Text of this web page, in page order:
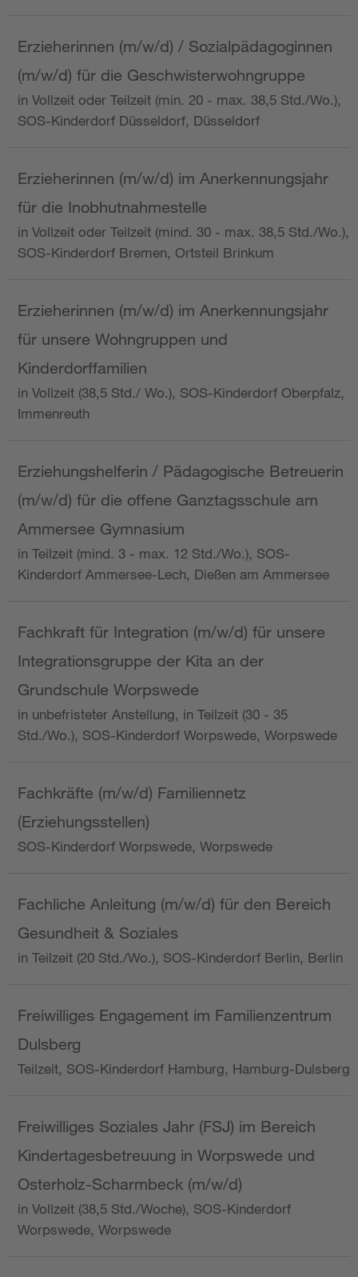
Erzieherinnen (m/w/d) / Sozialpädagoginnen
(m/w/d) für die Geschwisterwohngruppe
in Vollzeit oder Teilzeit (min. 20 - max. 38,5 Std./Wo.),
SOS-Kinderdorf Düsseldorf, Düsseldorf
Erzieherinnen (m/w/d) im Anerkennungsjahr
für die Inobhutnahmestelle
in Vollzeit oder Teilzeit (mind. 30 - max. 38,5 Std./Wo.),
SOS-Kinderdorf Bremen, Ortsteil Brinkum
Erzieherinnen (m/w/d) im Anerkennungsjahr
für unsere Wohngruppen und
Kinderdorffamilien
in Vollzeit (38,5 Std./ Wo.), SOS-Kinderdorf Oberpfalz,
Immenreuth
Erziehungshelferin / Pädagogische Betreuerin
(m/w/d) für die offene Ganztagsschule am
Ammersee Gymnasium
in Teilzeit (mind. 3 - max. 12 Std./Wo.), SOS-
Kinderdorf Ammersee-Lech, Dießen am Ammersee
Fachkraft für Integration (m/w/d) für unsere
Integrationsgruppe der Kita an der
Grundschule Worpswede
in unbefristeter Anstellung, in Teilzeit (30 - 35
Std./Wo.), SOS-Kinderdorf Worpswede, Worpswede
Fachkräfte (m/w/d) Familiennetz
(Erziehungsstellen)
SOS-Kinderdorf Worpswede, Worpswede
Fachliche Anleitung (m/w/d) für den Bereich
Gesundheit & Soziales
in Teilzeit (20 Std./Wo.), SOS-Kinderdorf Berlin, Berlin
Freiwilliges Engagement im Familienzentrum
Dulsberg
Teilzeit, SOS-Kinderdorf Hamburg, Hamburg-Dulsberg
Freiwilliges Soziales Jahr (FSJ) im Bereich
Kindertagesbetreuung in Worpswede und
Osterholz-Scharmbeck (m/w/d)
in Vollzeit (38,5 Std./Woche), SOS-Kinderdorf
Worpswede, Worpswede